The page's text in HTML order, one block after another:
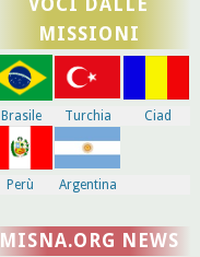
MISSIONI
Brasile Turchia Ciad
Perù Argentina
MISNA.ORG NEWS